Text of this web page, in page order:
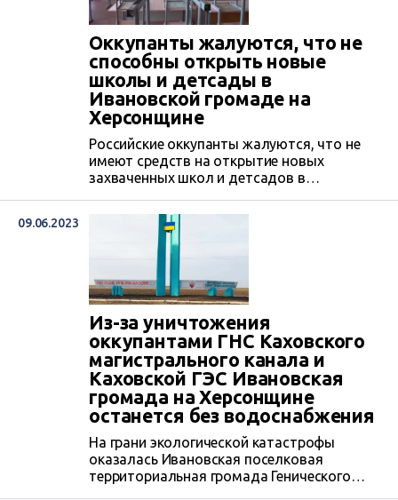
готовятся к его похищению, Дебелому
удалось быстро выехать на...
Оккупанты жалуются, что не
способны открыть новые
школы и детсады в
Ивановской громаде на
Херсонщине
Российские оккупанты жалуются, что не
имеют средств на открытие новых
захваченных школ и детсадов в
на Херсонщине. Они признали, что
местные учителя и воспитатели не хотят с
ними сотрудничать. Крайне неохотно
отдают захватчикам своих детей на
воспитание и обучение и родители. Сетуют
оккупанты также на ужасное состояние
учебных заведений, которые они...
09.06.2023
Из-за уничтожения
оккупантами ГНС Каховского
магистрального канала и
Каховской ГЭС Ивановская
громада на Херсонщине
останется без водоснабжения
На грани экологической катастрофы
оказалась Ивановская поселковая
территориальная громада Генического